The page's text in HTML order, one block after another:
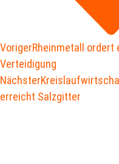
VorigerRheinmetall
Verteidigung
Nächster
erreicht Salzgitter